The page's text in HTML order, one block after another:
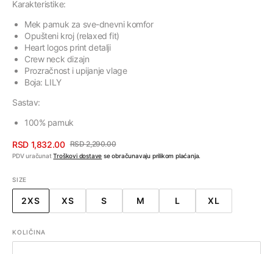
Karakteristike:
Mek pamuk za sve-dnevni komfor
Opušteni kroj (relaxed fit)
Heart logos print detalji
Crew neck dizajn
Prozračnost i upijanje vlage
Boja: LILY
Sastav:
100% pamuk
Cena
popustom
RSD 1,832.00
Regularna
RSD 2,290.00
PDV uračunatTroškovi dostave se obračunavaju prilikom plaćanja.
SIZE
2XSVARIJANTA
ILI
NEDOSTUPNA
XSVARIJANTA
NEDOSTUPNA
SVARIJANTA
NEDOSTUPNA
MVARIJANTA
NEDOSTUPNA
LVARIJANTA
NEDOSTUPNA
XLVARIJANTA
KOLIČINA